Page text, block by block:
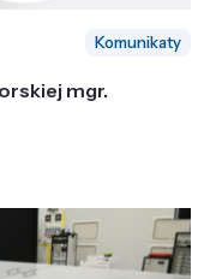
Komunikaty
mgr.